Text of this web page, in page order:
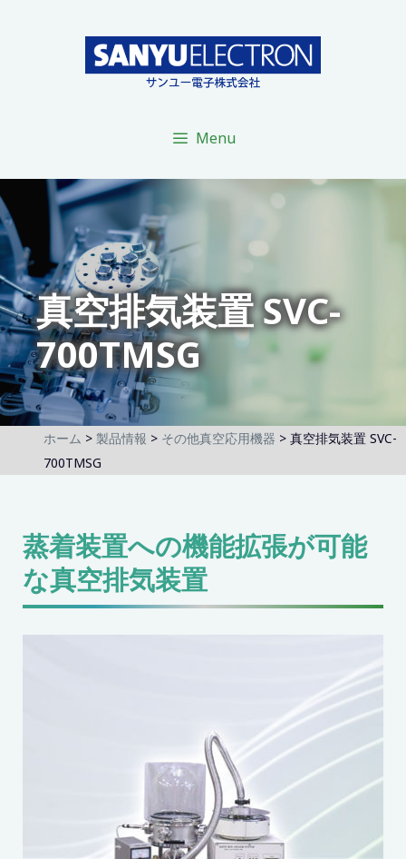
キ
ッ
プ
Menu
真空排気装置 SVC-
700TMSG
ホーム 製品情報 その他真空応用機器
真空排気装置 SVC-
700TMSG
蒸着装置への機能拡張が可能
な真空排気装置